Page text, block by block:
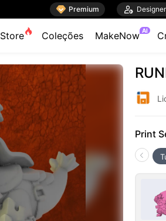
 Premium 
Store Coleções MakeNow AI
Print